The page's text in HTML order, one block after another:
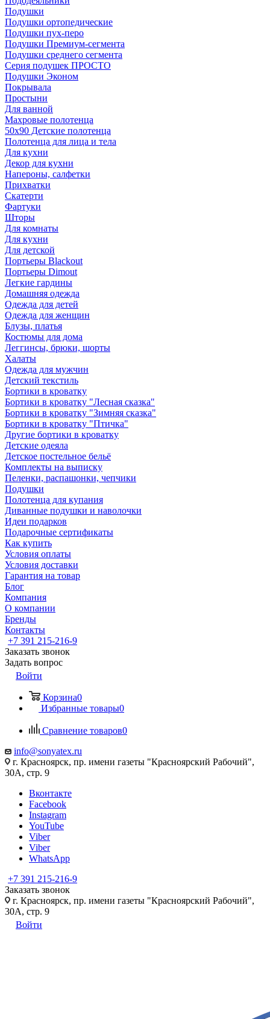
Подушки
Подушки ортопедические
Подушки пух-перо
Подушки Премиум-сегмента
Подушки среднего сегмента
Серия подушек ПРОСТО
Подушки Эконом
Покрывала
Простыни
Для ванной
Махровые полотенца
50х90 Детские полотенца
Полотенца для лица и тела
Для кухни
Декор для кухни
Напероны, салфетки
Прихватки
Скатерти
Фартуки
Шторы
Для комнаты
Для кухни
Для детской
Портьеры Blackout
Портьеры Dimout
Легкие гардины
Домашняя одежда
Одежда для детей
Одежда для женщин
Блузы, платья
Костюмы для дома
Леггинсы, брюки, шорты
Халаты
Одежда для мужчин
Детский текстиль
Бортики в кроватку
Бортики в кроватку "Лесная сказка"
Бортики в кроватку "Зимняя сказка"
Бортики в кроватку "Птичка"
Другие бортики в кроватку
Детские одеяла
Детское постельное бельё
Комплекты на выписку
Пеленки, распашонки, чепчики
Подушки
Полотенца для купания
Диванные подушки и наволочки
Идеи подарков
Подарочные сертификаты
Как купить
Условия оплаты
Условия доставки
Гарантия на товар
Блог
Компания
О компании
Бренды
Контакты
+7 391 215-216-9
Заказать звонок
Задать вопрос
Войти
Корзина0
Избранные товары0
Сравнение товаров0
info@sonyatex.ru
г. Красноярск, пр. имени газеты "Красноярский Рабочий",
30А, стр. 9
Вконтакте
Facebook
Instagram
YouTube
Viber
Viber
WhatsApp
+7 391 215-216-9
Заказать звонок
г. Красноярск, пр. имени газеты "Красноярский Рабочий",
30А, стр. 9
Войти